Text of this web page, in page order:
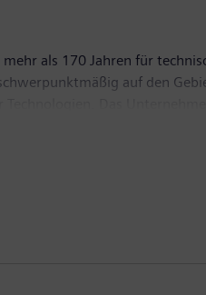
als 170 Jahren für
auf den
sowie bei